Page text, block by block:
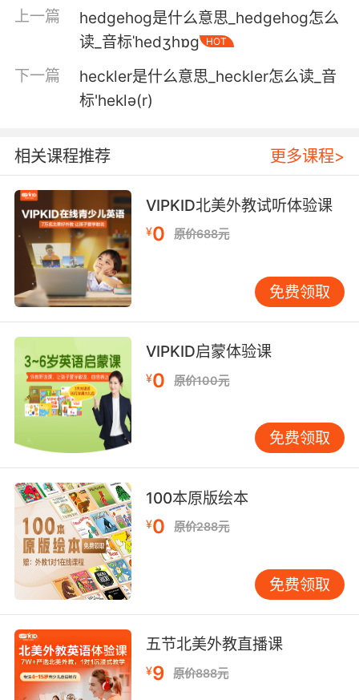
般 等等
5. Over nine million hectares of land is used
to grow the grain.
超过九百万公顷的土地都被用来种植谷物
are there in this general area between 47 and
60 hectares.
重点是 在这片区域里 有多少湿地面积是在47到
60公顷之间
7. We have now replaced up to 27 million
hectares of virgin jungle with a single species
我们现在用单一种类的树木取代了 多达二十七万
平方千米的原始丛林
8. The guy says it runs fine as long as I don't
drive more than 40 hectares without
tightening the bolts.
那人说它性能不错 只要我不在没拧紧螺丝的情况
下 开到40公顷
9. Across the world, we are losing tropical
forest at the rate of nearly 15 million hectares
every year, and with it, the planet's treasure
全世界范围内 原始丛林正在以 每年将近十五万平
方千米的速度消失 这些丛林里埋藏着地球繁多的
物种
上一篇
hedgehog是什么意思_hedgehog怎么
读_音标ˈhedʒhɒg
HOT
下一篇
heckler是什么意思_heckler怎么读_音
标'heklə(r)
相关课程推荐 更多课程>
VIPKID北美外教试听体验课
¥0 原价688元
免费领取
VIPKID启蒙体验课
¥0 原价100元
免费领取
100本原版绘本
¥0 原价288元
免费领取
五节北美外教直播课
¥9 原价888元